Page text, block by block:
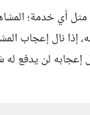
أي خدمة؛
إذا نال إعجاب
إعجابه لن يدفع له